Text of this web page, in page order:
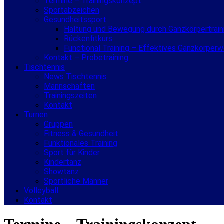
Sportabzeichen
Gesundheitssport
Haltung und Bewegung durch
Rückenfitkurs
Functional Training – Effektives
Kontakt – Probetraining
Tischtennis
News Tischtennis
Mannschaften
Trainingszeiten
Kontakt
Turnen
Gruppen
Fitness & Gesundheit
Funktionales Training
Sport für Kinder
Kindertanz
Showtanz
Sportliche Männer
Volleyball
Kontakt